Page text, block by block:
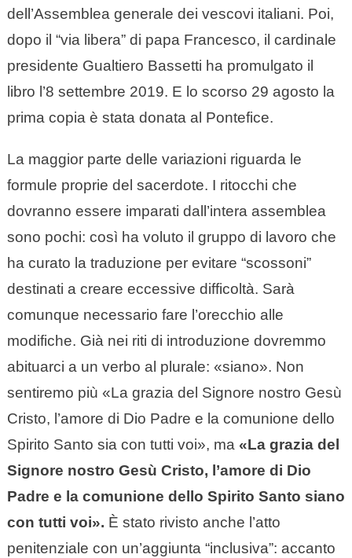
dell’Assemblea generale dei vescovi italiani. Poi,
dopo il “via libera” di papa Francesco, il cardinale
presidente Gualtiero Bassetti ha promulgato il
libro l’8 settembre 2019. E lo scorso 29 agosto la
prima copia è stata donata al Pontefice.
La maggior parte delle variazioni riguarda le
formule proprie del sacerdote. I ritocchi che
dovranno essere imparati dall’intera assemblea
sono pochi: così ha voluto il gruppo di lavoro che
ha curato la traduzione per evitare “scossoni”
destinati a creare eccessive difficoltà. Sarà
comunque necessario fare l’orecchio alle
modifiche. Già nei riti di introduzione dovremmo
abituarci a un verbo al plurale: «siano». Non
sentiremo più «La grazia del Signore nostro Gesù
Cristo, l’amore di Dio Padre e la comunione dello
Spirito Santo sia con tutti voi», ma «La grazia del
Signore nostro Gesù Cristo, l’amore di Dio
Padre e la comunione dello Spirito Santo siano
con tutti voi». È stato rivisto anche l’atto
penitenziale con un’aggiunta “inclusiva”: accanto